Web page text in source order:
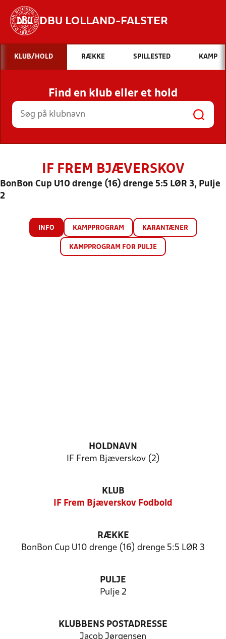
DBU LOLLAND-FALSTER
Hvad vil du søge efter?
INDHOLD OG NYHEDER
STILLINGER, RESULTATER, KLUBBER OG
HOLD
KLUB/HOLD RÆKKE SPILLESTED KAMP
Find en klub eller et hold
IF FREM BJÆVERSKOV
BonBon Cup U10 drenge (16) drenge 5:5 LØR 3, Pulje
2
INFO KAMPPROGRAM KARANTÆNER
KAMPPROGRAM FOR PULJE
HOLDNAVN
IF Frem Bjæverskov (2)
KLUB
IF Frem Bjæverskov Fodbold
RÆKKE
BonBon Cup U10 drenge (16) drenge 5:5 LØR 3
PULJE
Pulje 2
KLUBBENS POSTADRESSE
Jacob Jørgensen